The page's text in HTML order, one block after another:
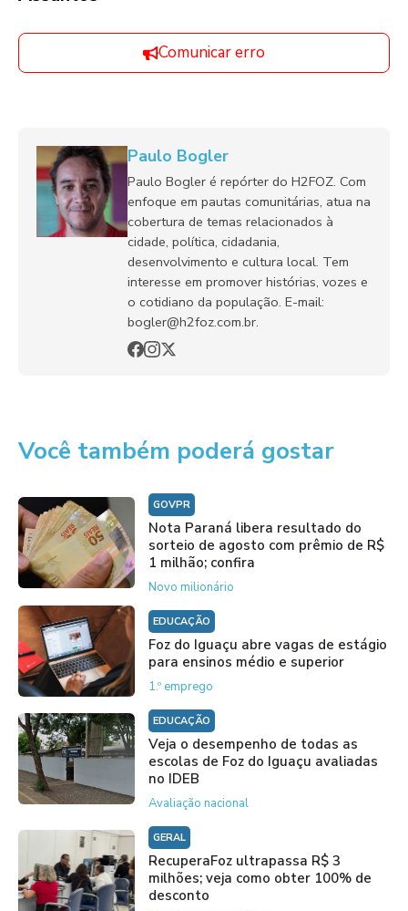
Comunicar erro
Paulo Bogler
Paulo Bogler é repórter do H2FOZ. Com
enfoque em pautas comunitárias, atua na
cobertura de temas relacionados à
cidade, política, cidadania,
desenvolvimento e cultura local. Tem
interesse em promover histórias, vozes e
o cotidiano da população. E-mail:
bogler@h2foz.com.br.
Você também poderá gostar
GOVPR
Nota Paraná libera resultado do
sorteio de agosto com prêmio de R$
1 milhão; confira
Novo milionário
EDUCAÇÃO
Foz do Iguaçu abre vagas de estágio
para ensinos médio e superior
1.º emprego
EDUCAÇÃO
Veja o desempenho de todas as
escolas de Foz do Iguaçu avaliadas
no IDEB
Avaliação nacional
GERAL
RecuperaFoz ultrapassa R$ 3
milhões; veja como obter 100% de
desconto